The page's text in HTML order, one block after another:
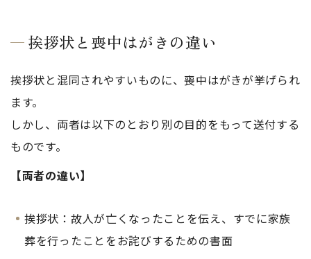
挨拶状と喪中はがきの違い
挨拶状と混同されやすいものに、喪中はがきが挙げられ
ます。
しかし、両者は以下のとおり別の目的をもって送付する
ものです。
【両者の違い】
挨拶状：故人が亡くなったことを伝え、すでに家族
葬を行ったことをお詫びするための書面